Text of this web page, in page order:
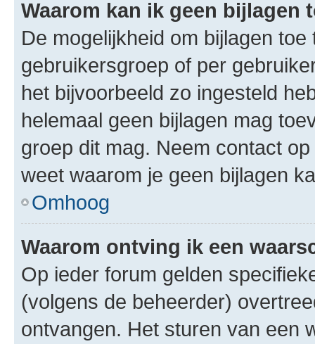
Waarom kan ik geen bijlagen
De mogelijkheid om bijlagen
gebruikersgroep of per
het bijvoorbeeld zo ingesteld
helemaal geen bijlagen mag
groep dit mag. Neem contact
weet waarom je geen bijlagen
Omhoog
Waarom ontving ik een
Op ieder forum gelden
(volgens de beheerder)
ontvangen. Het sturen van een